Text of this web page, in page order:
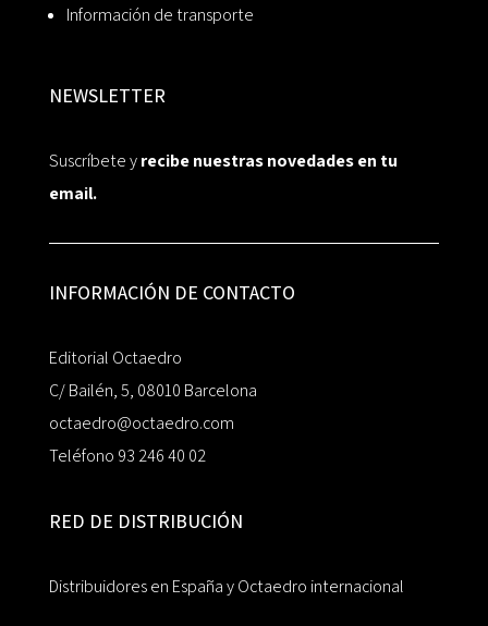
Información de transporte
NEWSLETTER
Suscríbete yrecibe nuestras novedades en tu
email.
INFORMACIÓN DE CONTACTO
Editorial Octaedro
C/ Bailén, 5, 08010 Barcelona
octaedro@octaedro.com
Teléfono 93 246 40 02
RED DE DISTRIBUCIÓN
Distribuidores en España y Octaedro internacional